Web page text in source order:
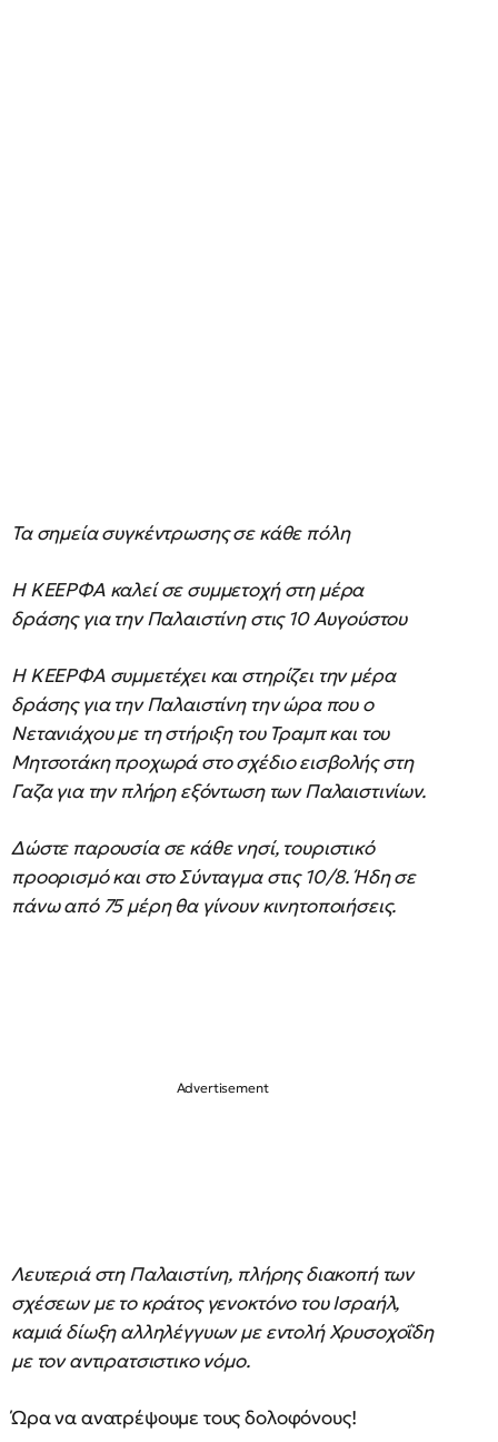
Τα σημεία συγκέντρωσης σε κάθε πόλη
Η ΚΕΕΡΦΑ καλεί σε συμμετοχή στη μέρα
δράσης για την Παλαιστίνη στις 10 Αυγούστου
Η ΚΕΕΡΦΑ συμμετέχει και στηρίζει την μέρα
δράσης για την Παλαιστίνη την ώρα που ο
Νετανιάχου με τη στήριξη του Τραμπ και του
Μητσοτάκη προχωρά στο σχέδιο εισβολής στη
Γαζα για την πλήρη εξόντωση των Παλαιστινίων.
Δώστε παρουσία σε κάθε νησί, τουριστικό
προορισμό και στο Σύνταγμα στις 10/8. Ήδη σε
πάνω από 75 μέρη θα γίνουν κινητοποιήσεις.
Λευτεριά στη Παλαιστίνη, πλήρης διακοπή των
σχέσεων με το κράτος γενοκτόνο του Ισραήλ,
καμιά δίωξη αλληλέγγυων με εντολή Χρυσοχοΐδη
με τον αντιρατσιστικο νόμο.
Ώρα να ανατρέψουμε τους δολοφόνους!